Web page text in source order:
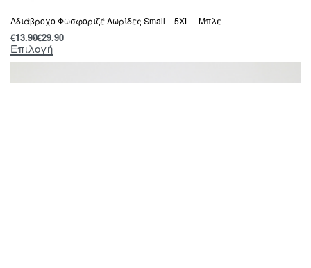
Αδιάβροχο Φωσφοριζέ Λωρίδες Small – 5XL – Μπλε
€13.90€29.90
Επιλογή